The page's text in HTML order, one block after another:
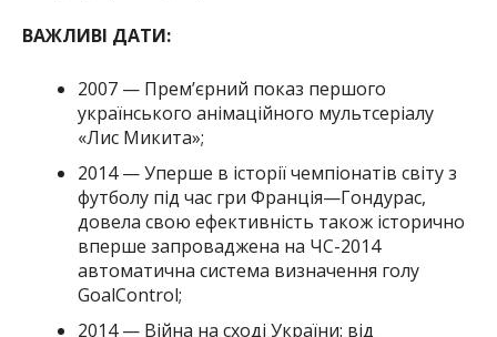
ВАЖЛИВІ ДАТИ:
2007 — Прем’єрний показ першого
українського анімаційного мультсеріалу
«Лис Микита»;
2014 — Уперше в історії чемпіонатів світу з
футболу під час гри Франція—Гондурас,
довела свою ефективність також історично
вперше запроваджена на ЧС-2014
автоматична система визначення голу
GoalControl;
2014 — Війна на сході України: від